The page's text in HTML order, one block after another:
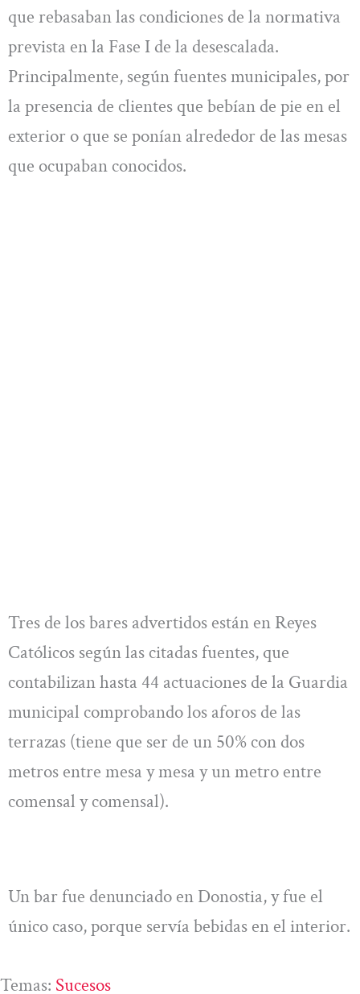
que rebasaban las condiciones de la normativa
prevista en la Fase I de la desescalada.
Principalmente, según fuentes municipales, por
la presencia de clientes que bebían de pie en el
exterior o que se ponían alrededor de las mesas
que ocupaban conocidos.
Tres de los bares advertidos están en Reyes
Católicos según las citadas fuentes, que
contabilizan hasta 44 actuaciones de la Guardia
municipal comprobando los aforos de las
terrazas (tiene que ser de un 50% con dos
metros entre mesa y mesa y un metro entre
comensal y comensal).
Un bar fue denunciado en Donostia, y fue el
único caso, porque servía bebidas en el interior.
Temas: Sucesos